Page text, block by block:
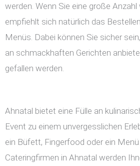
werden. Wenn Sie eine große
empfiehlt sich natürlich das
Menüs. Dabei können Sie sicher
an schmackhaften Gerichten
gefallen werden.
Ahnatal bietet eine Fülle an
Event zu einem unvergesslichen
ein Büfett, Fingerfood oder ein
Cateringfirmen in Ahnatal werden